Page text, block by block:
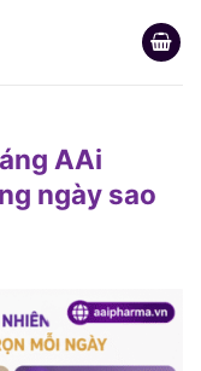
AAi
ngày sao